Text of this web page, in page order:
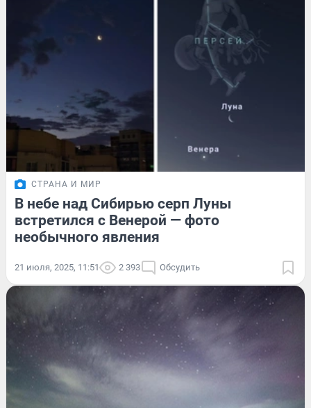
СТРАНА И МИР
В небе над Сибирью серп Луны
встретился с Венерой — фото
необычного явления
21 июля, 2025, 11:51 2 393 Обсудить